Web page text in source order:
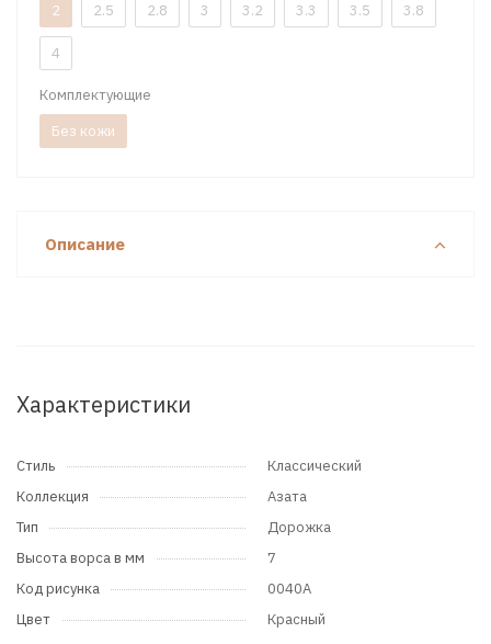
2
2.5 2.8 3 3.2 3.3 3.5 3.8
4
Комплектующие
Без кожи
Описание
Характеристики
Стиль
Классический
Коллекция
Азата
Тип
Дорожка
Высота ворса в мм
7
Код рисунка
0040A
Цвет
Красный